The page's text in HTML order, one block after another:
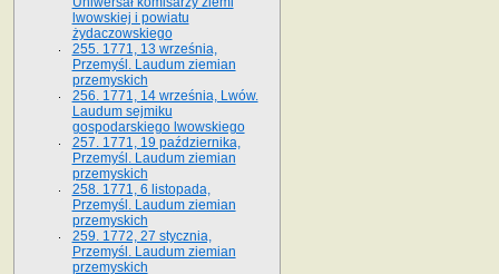
lwowskiej i powiatu
żydaczowskiego
255. 1771, 13 września,
Przemyśl. Laudum ziemian
przemyskich
256. 1771, 14 września, Lwów.
Laudum sejmiku
gospodarskiego lwowskiego
257. 1771, 19 października,
Przemyśl. Laudum ziemian
przemyskich
258. 1771, 6 listopada,
Przemyśl. Laudum ziemian
przemyskich
259. 1772, 27 stycznia,
Przemyśl. Laudum ziemian
przemyskich